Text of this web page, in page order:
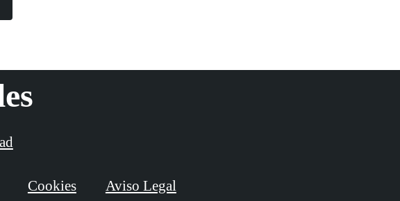
Cookies Aviso Legal